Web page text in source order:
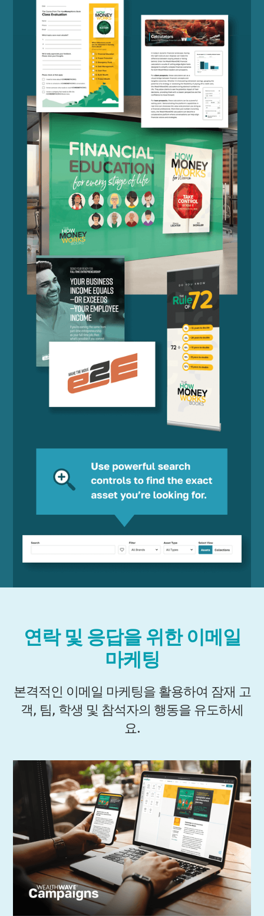
연락 및 응답을 위한 이메일
마케팅
본격적인 이메일 마케팅을 활용하여 잠재 고
객, 팀, 학생 및 참석자의 행동을 유도하세
요.